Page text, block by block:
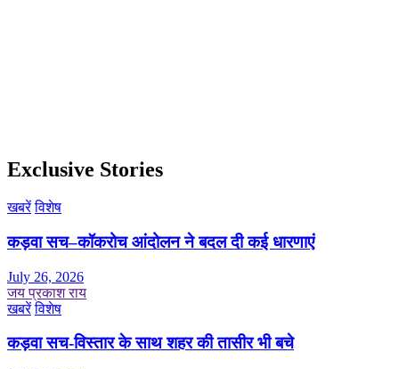
Exclusive Stories
खबरें विशेष
कड़वा सच–कॉकरोच आंदोलन ने बदल दी कई धारणाएं
July 26, 2026
जय प्रकाश राय
खबरें विशेष
कड़वा सच-विस्तार के साथ शहर की तासीर भी बचे